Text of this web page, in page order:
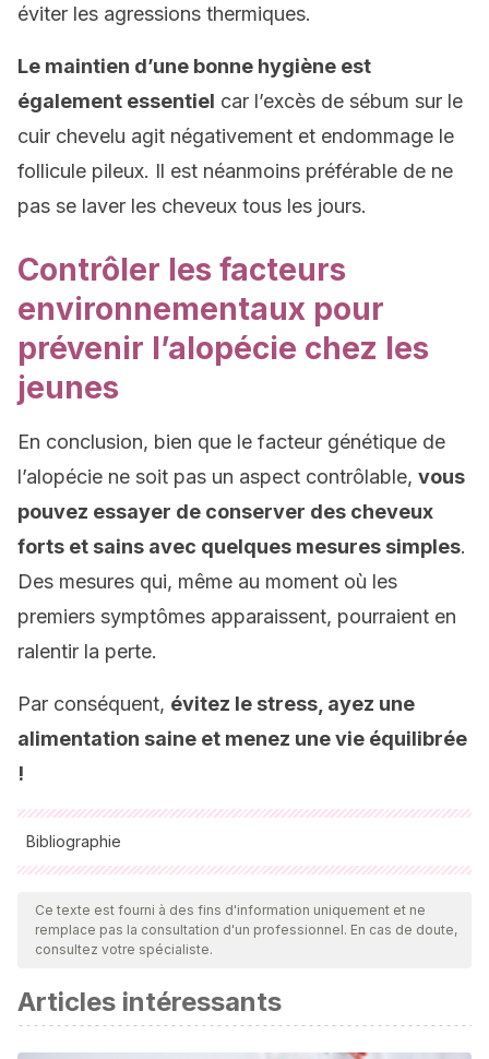
éviter les agressions thermiques.
Le maintien d’une bonne hygiène est
également essentiel car l’excès de sébum sur le
cuir chevelu agit négativement et endommage le
follicule pileux. Il est néanmoins préférable de ne
pas se laver les cheveux tous les jours.
Contrôler les facteurs
environnementaux pour
prévenir l’alopécie chez les
jeunes
En conclusion, bien que le facteur génétique de
l’alopécie ne soit pas un aspect contrôlable, vous
pouvez essayer de conserver des cheveux
forts et sains avec quelques mesures simples.
Des mesures qui, même au moment où les
premiers symptômes apparaissent, pourraient en
ralentir la perte.
Par conséquent, évitez le stress, ayez une
alimentation saine et menez une vie équilibrée
!
Bibliographie
Toutes les sources citées ont été examinées en profondeur
par notre équipe pour garantir leur qualité, leur fiabilité, leur
actualité et leur validité. La bibliographie de cet article a été
ou scientifique
Al Aboud AM, Zito PM. Alopecia. [Updated 2021 Nov 15]. In:
Ce texte est fourni à des fins d'information uniquement et ne
remplace pas la consultation d'un professionnel. En cas de doute,
consultez votre spécialiste.
Articles intéressants